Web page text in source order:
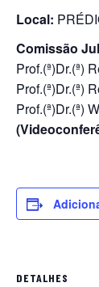
Local:
Comissão
Prof.(ª)Dr.(ª)
Prof.(ª)Dr.(ª)
Prof.(ª)Dr.(ª)
DETALHES